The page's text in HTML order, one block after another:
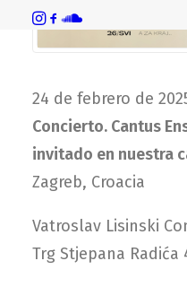
24 de febrero de
Concierto. Cantus
invitado en nuestra
Zagreb, Croacia
Vatroslav Lisinski
Trg Stjepana Radića